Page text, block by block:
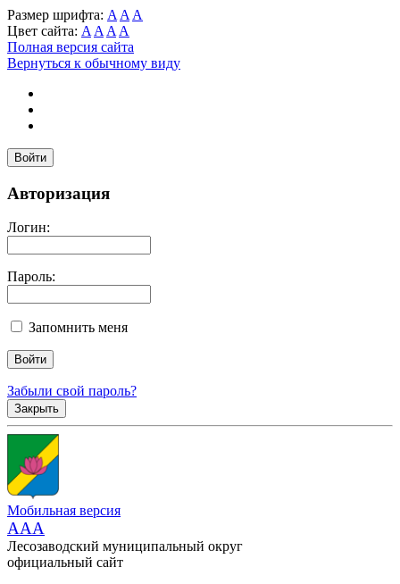
Размер шрифта: A A A
Цвет сайта: A A A A
Полная версия сайта
Вернуться к обычному виду
Войти
Авторизация
Логин:
Пароль:
Запомнить меня
Забыли свой пароль?
Закрыть
Мобильная версия
AAA
Лесозаводский муниципальный округ
официальный сайт